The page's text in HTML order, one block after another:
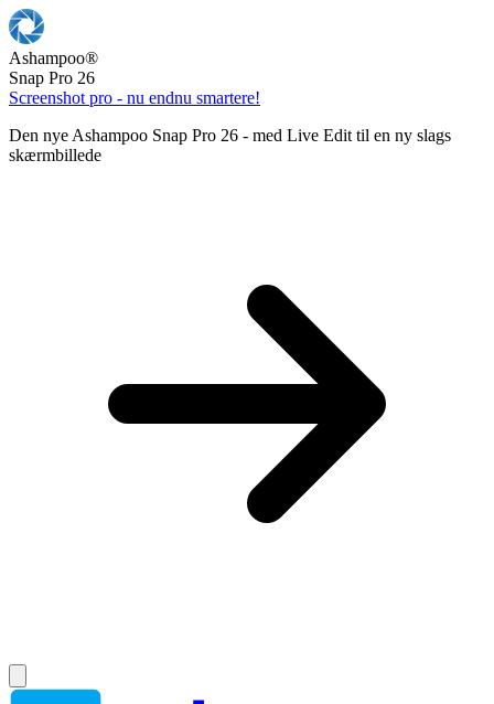
Ashampoo®
Snap Pro 26
Screenshot pro - nu endnu smartere!
Den nye Ashampoo Snap Pro 26 - med Live Edit til en ny slags
skærmbillede